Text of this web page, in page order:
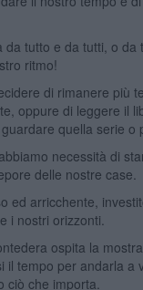
da tutto e da tutti, o da
ritmo!
di rimanere più
oppure di leggere il
quella serie o
necessità di
delle nostre case.
ed arricchente,
i nostri orizzonti.
ospita la
il tempo per andarla a
ciò che importa.